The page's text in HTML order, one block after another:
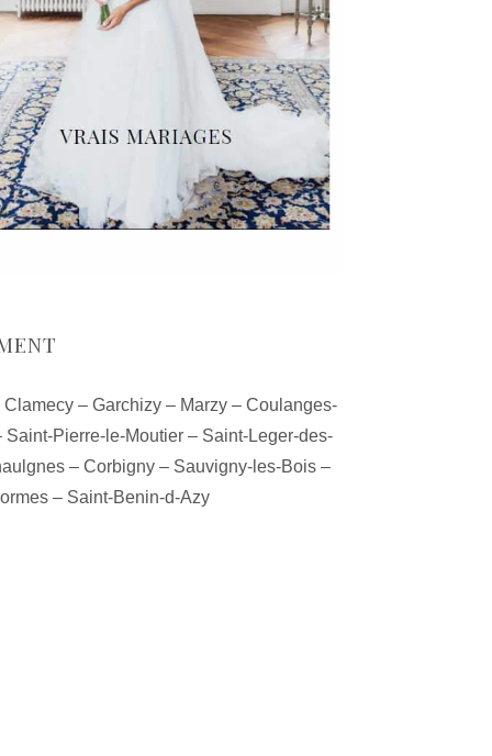
Clamecy – Garchizy – Marzy – Coulanges-
Saint-Pierre-le-Moutier – Saint-Leger-des-
– Corbigny– Sauvigny-les-Bois–
– Saint-Benin-d-Azy